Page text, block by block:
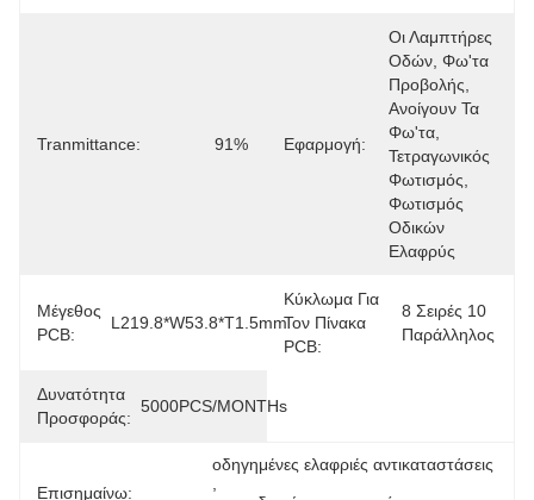
Tranmittance: 91% Εφαρμογή:
Οι Λαμπτήρες
Οδών, Φω'τα
Προβολής,
Ανοίγουν Τα
Φω'τα,
Τετραγωνικός
Φωτισμός,
Φωτισμός
Οδικών
Ελαφρύς
Μέγεθος
PCB:
L219.8*W53.8*T1.5mm
Κύκλωμα Για
Τον Πίνακα
PCB:
8 Σειρές 10
Παράλληλος
Δυνατότητα
Προσφοράς:
5000PCS/MONTHs
Επισημαίνω:
οδηγημένες ελαφριές αντικαταστάσεις